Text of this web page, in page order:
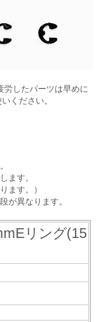
労したパーツは早めに
ください。
ます。
ます。）
が異なります。
リング(15